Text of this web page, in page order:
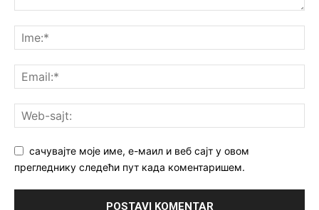
сачувајте моје име, е-маил и веб сајт у овом
прегледнику следећи пут када коментаришем.